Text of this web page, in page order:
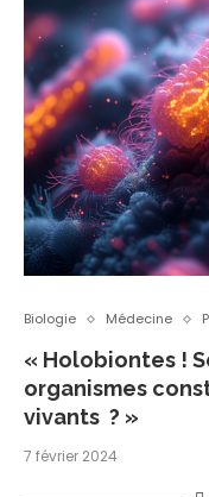
Biologie Médecine
« Holobiontes !
organismes
vivants ? »
7 février 2024